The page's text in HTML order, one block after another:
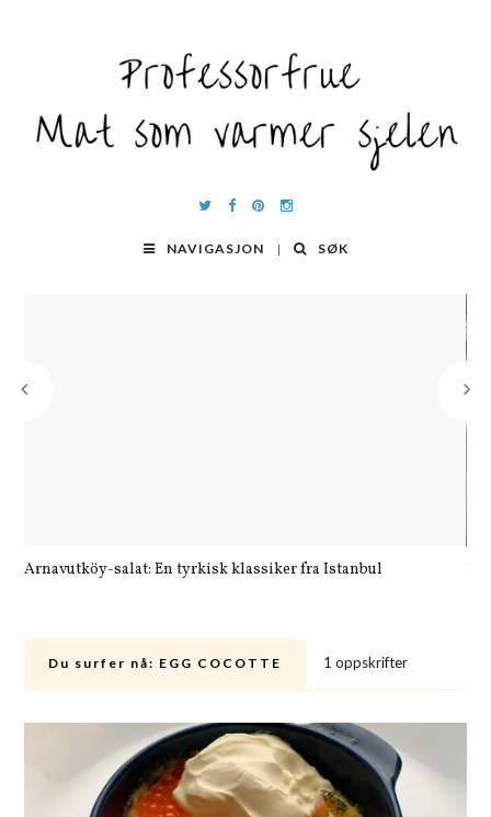
NAVIGASJON SØK
Arnavutköy-salat: En tyrkisk klassiker fra Istanbul
Du surfer nå: EGG COCOTTE 1 oppskrifter